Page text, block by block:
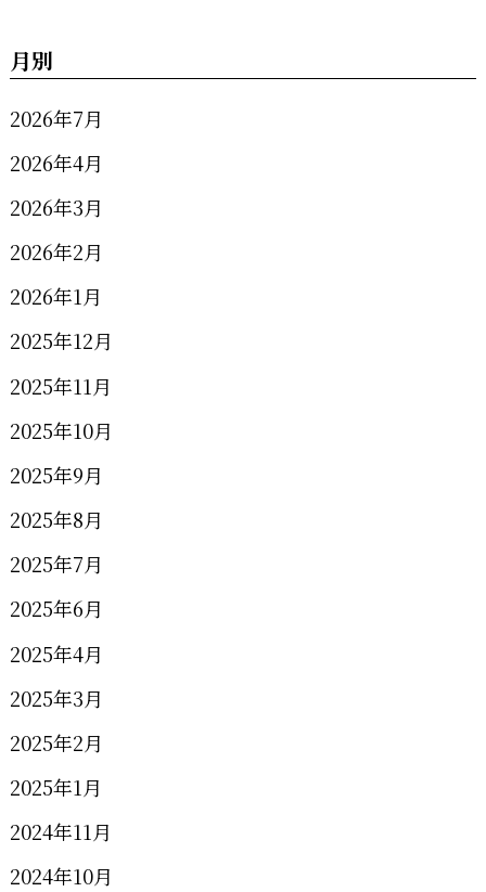
月別
2026年7月
2026年4月
2026年3月
2026年2月
2026年1月
2025年12月
2025年11月
2025年10月
2025年9月
2025年8月
2025年7月
2025年6月
2025年4月
2025年3月
2025年2月
2025年1月
2024年11月
2024年10月